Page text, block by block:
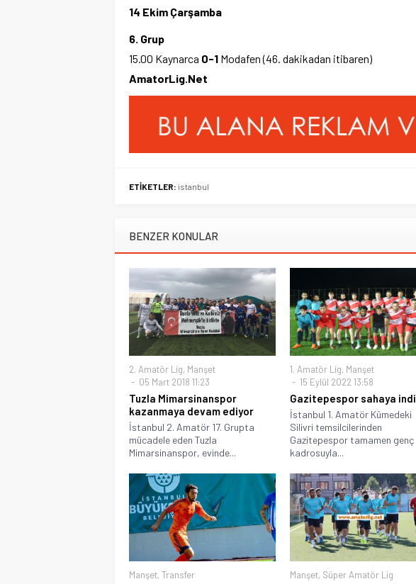
14 Ekim Çarşamba
6. Grup
15.00 Kaynarca 0-1 Modafen (46. dakikadan itibaren)
AmatorLig.Net
ETİKETLER: istanbul
BENZER KONULAR
2. Amatör Lig, Manşet
05 Mart 2018 11:23
Tuzla Mimarsinanspor
kazanmaya devam ediyor
İstanbul 2. Amatör 17. Grupta
mücadele eden Tuzla
Mimarsinanspor, evinde...
1. Amatör Lig, Manşet
15 Eylül 2022 13:58
Gazitepespor sahaya indi
İstanbul 1. Amatör Kümedeki
Silivri temsilcilerinden
Gazitepespor tamamen genç
kadrosuyla...
Manşet, Transfer
Manşet, Süper Amatör Lig